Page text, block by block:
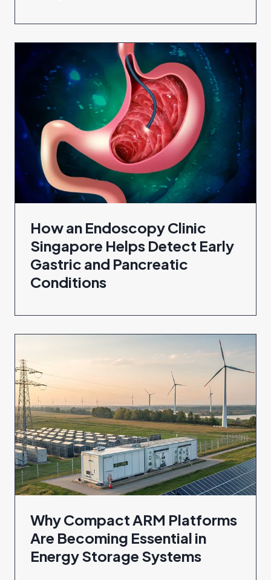
How an Endoscopy Clinic
Singapore Helps Detect Early
Gastric and Pancreatic
Conditions
Why Compact ARM Platforms
Are Becoming Essential in
Energy Storage Systems